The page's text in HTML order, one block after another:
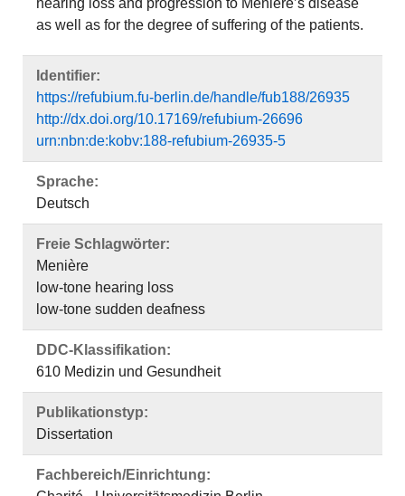
hearing loss and progression to Menière’s disease
as well as for the degree of suffering of the patients.
Identifier:
https://refubium.fu-berlin.de/handle/fub188/26935
http://dx.doi.org/10.17169/refubium-26696
urn:nbn:de:kobv:188-refubium-26935-5
Sprache:
Deutsch
Freie Schlagwörter:
Menière
low-tone hearing loss
low-tone sudden deafness
DDC-Klassifikation:
610 Medizin und Gesundheit
Publikationstyp:
Dissertation
Fachbereich/Einrichtung: